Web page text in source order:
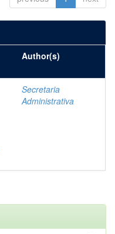
Author(s)
Secretaria
Administrativa